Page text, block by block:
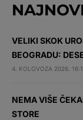
VELIKI SKOK
BEOGRADU:
4. KOLOVOZA 2026.
NEMA VIŠE
STORE